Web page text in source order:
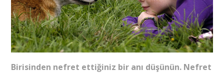
Birisinden nefret ettiğiniz bir anı düşünün. Nefret